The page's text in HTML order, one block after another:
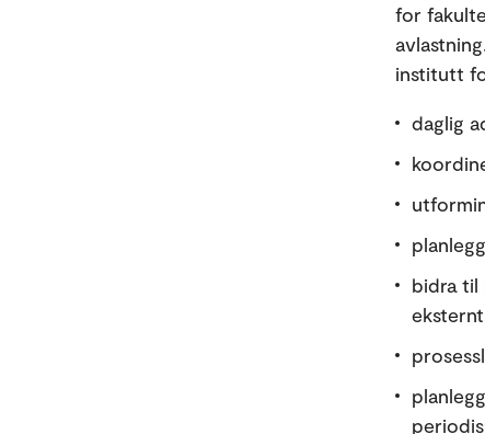
for
institutt
daglig
bidra til
eksternt